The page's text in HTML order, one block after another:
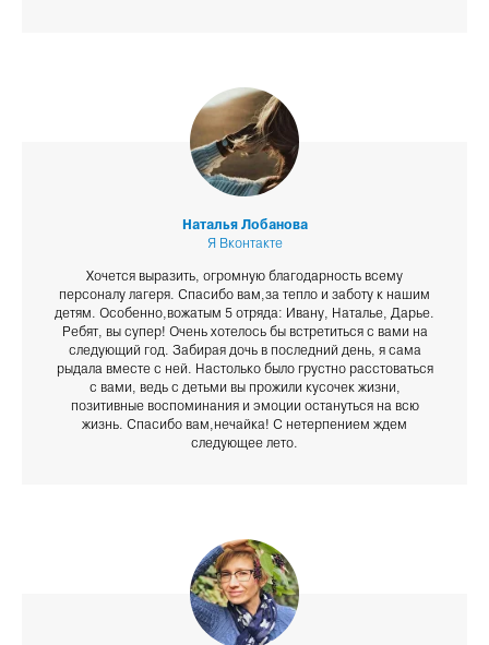
Наталья Лобанова
Я Вконтакте
Хочется выразить, огромную благодарность всему
персоналу лагеря. Спасибо вам,за тепло и заботу к нашим
детям. Особенно,вожатым 5 отряда: Ивану, Наталье, Дарье.
Ребят, вы супер! Очень хотелось бы встретиться с вами на
следующий год. Забирая дочь в последний день, я сама
рыдала вместе с ней. Настолько было грустно расстоваться
с вами, ведь с детьми вы прожили кусочек жизни,
позитивные воспоминания и эмоции остануться на всю
жизнь. Спасибо вам,нечайка! С нетерпением ждем
следующее лето.